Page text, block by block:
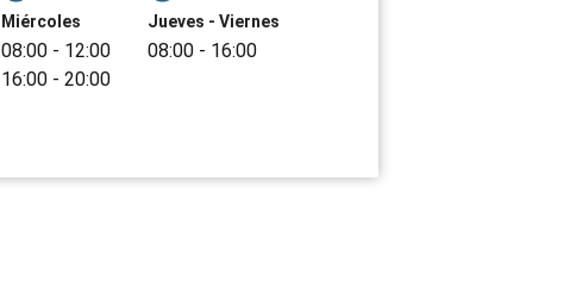
Miércoles
08:00 - 12:00
16:00 - 20:00
Jueves - Viernes
08:00 - 16:00